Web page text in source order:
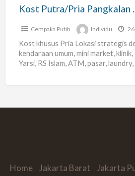
Kost Putra/
Cempaka Putih Individu
Kost khusus Pria Lokasi strategis
kendaraan umum, mini market,
Yarsi, RS Islam, ATM, pasar,
Home Jakarta Barat Jakarta